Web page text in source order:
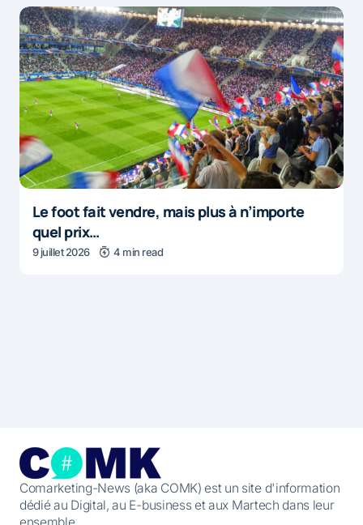
Le foot fait vendre, mais plus à n’importe
quel prix…
9 juillet 2026 4 min read
Comarketing-News (aka COMK) est un site d'information
dédié au Digital, au E-business et aux Martech dans leur